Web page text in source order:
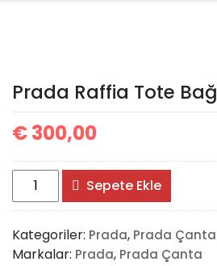
Prada Raffia Tote Bağ
€300,00
Prada
Raffia
Tote
Bağ
adet
Sepete Ekle
Kategoriler: Prada, Prada Çanta
Markalar: Prada, Prada Çanta